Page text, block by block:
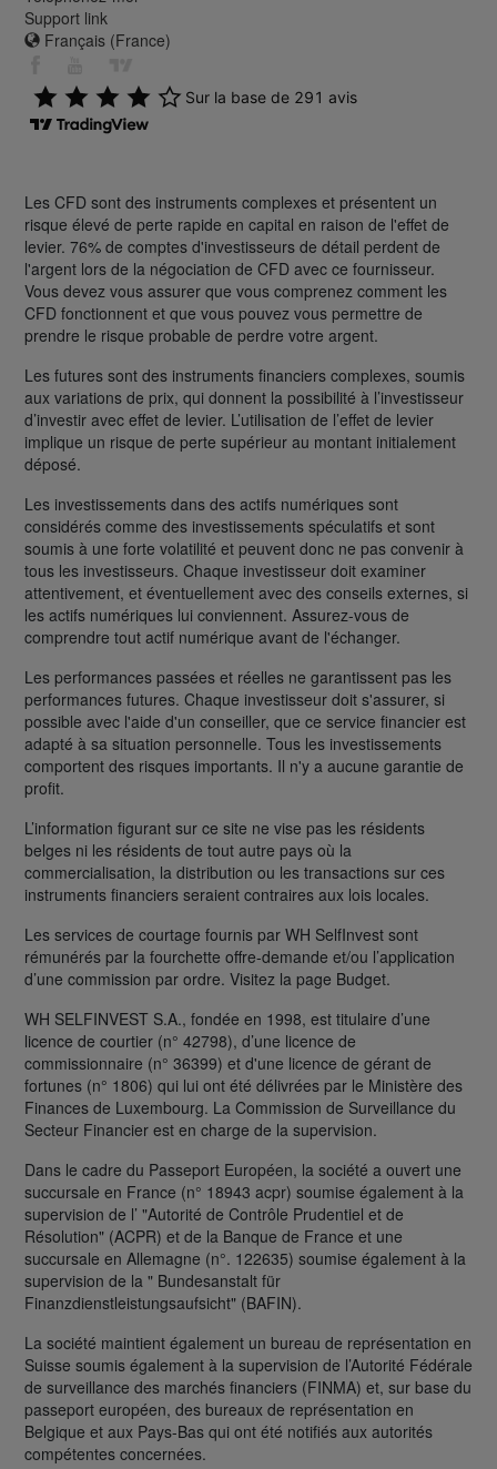
Support link
Français (France)
Les CFD sont des instruments complexes et présentent un
risque élevé de perte rapide en capital en raison de l'effet de
levier. 76% de comptes d'investisseurs de détail perdent de
l'argent lors de la négociation de CFD avec ce fournisseur.
Vous devez vous assurer que vous comprenez comment les
CFD fonctionnent et que vous pouvez vous permettre de
prendre le risque probable de perdre votre argent.
Les futures sont des instruments financiers complexes, soumis
aux variations de prix, qui donnent la possibilité à l’investisseur
d’investir avec effet de levier. L’utilisation de l’effet de levier
implique un risque de perte supérieur au montant initialement
déposé.
Les investissements dans des actifs numériques sont
considérés comme des investissements spéculatifs et sont
soumis à une forte volatilité et peuvent donc ne pas convenir à
tous les investisseurs. Chaque investisseur doit examiner
attentivement, et éventuellement avec des conseils externes, si
les actifs numériques lui conviennent. Assurez-vous de
comprendre tout actif numérique avant de l'échanger.
Les performances passées et réelles ne garantissent pas les
performances futures. Chaque investisseur doit s'assurer, si
possible avec l'aide d'un conseiller, que ce service financier est
adapté à sa situation personnelle. Tous les investissements
comportent des risques importants. Il n'y a aucune garantie de
profit.
L’information figurant sur ce site ne vise pas les résidents
belges ni les résidents de tout autre pays où la
commercialisation, la distribution ou les transactions sur ces
instruments financiers seraient contraires aux lois locales.
Les services de courtage fournis par WH SelfInvest sont
rémunérés par la fourchette offre-demande et/ou l’application
d’une commission par ordre. Visitez la page Budget.
WH SELFINVEST S.A., fondée en 1998, est titulaire d’une
licence de courtier (n° 42798), d’une licence de
commissionnaire (n° 36399) et d'une licence de gérant de
fortunes (n° 1806) qui lui ont été délivrées par le Ministère des
Finances de Luxembourg. La Commission de Surveillance du
Secteur Financier est en charge de la supervision.
Dans le cadre du Passeport Européen, la société a ouvert une
succursale en France (n° 18943 acpr) soumise également à la
supervision de l’ "Autorité de Contrôle Prudentiel et de
Résolution" (ACPR) et de la Banque de France et une
succursale en Allemagne (n°. 122635) soumise également à la
supervision de la " Bundesanstalt für
Finanzdienstleistungsaufsicht" (BAFIN).
La société maintient également un bureau de représentation en
Suisse soumis également à la supervision de l’Autorité Fédérale
de surveillance des marchés financiers (FINMA) et, sur base du
passeport européen, des bureaux de représentation en
Belgique et aux Pays-Bas qui ont été notifiés aux autorités
compétentes concernées.